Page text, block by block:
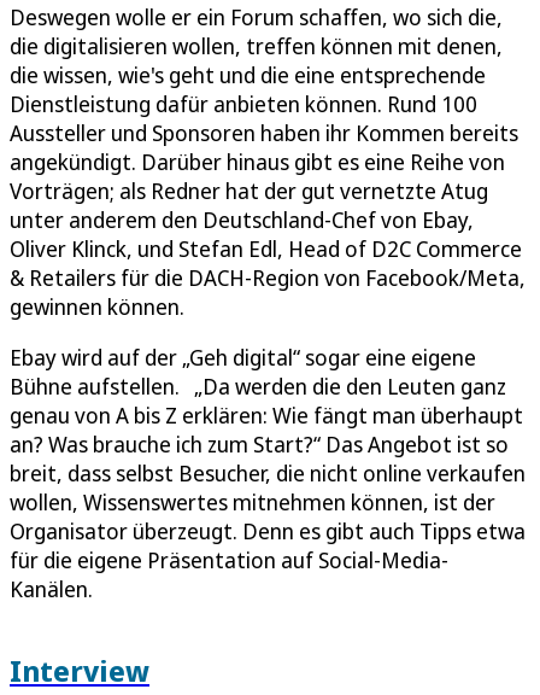
Deswegen wolle er ein Forum schaffen, wo sich die,
die digitalisieren wollen, treffen können mit denen,
die wissen, wie's geht und die eine entsprechende
Dienstleistung dafür anbieten können. Rund 100
Aussteller und Sponsoren haben ihr Kommen bereits
angekündigt. Darüber hinaus gibt es eine Reihe von
Vorträgen; als Redner hat der gut vernetzte Atug
unter anderem den Deutschland-Chef von Ebay,
Oliver Klinck, und Stefan Edl, Head of D2C Commerce
& Retailers für die DACH-Region von Facebook/Meta,
gewinnen können.
Ebay wird auf der „Geh digital“ sogar eine eigene
Bühne aufstellen. „Da werden die den Leuten ganz
genau von A bis Z erklären: Wie fängt man überhaupt
an? Was brauche ich zum Start?“ Das Angebot ist so
breit, dass selbst Besucher, die nicht online verkaufen
wollen, Wissenswertes mitnehmen können, ist der
Organisator überzeugt. Denn es gibt auch Tipps etwa
für die eigene Präsentation auf Social-Media-
Kanälen.
Interview